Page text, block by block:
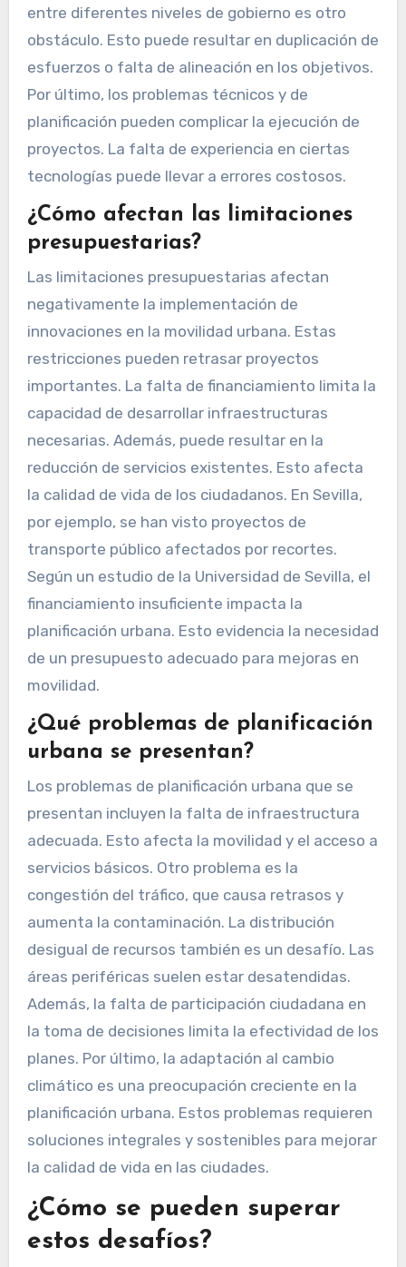
entre diferentes niveles de gobierno es otro
obstáculo. Esto puede resultar en duplicación de
esfuerzos o falta de alineación en los objetivos.
Por último, los problemas técnicos y de
planificación pueden complicar la ejecución de
proyectos. La falta de experiencia en ciertas
tecnologías puede llevar a errores costosos.
¿Cómo afectan las limitaciones
presupuestarias?
Las limitaciones presupuestarias afectan
negativamente la implementación de
innovaciones en la movilidad urbana. Estas
restricciones pueden retrasar proyectos
importantes. La falta de financiamiento limita la
capacidad de desarrollar infraestructuras
necesarias. Además, puede resultar en la
reducción de servicios existentes. Esto afecta
la calidad de vida de los ciudadanos. En Sevilla,
por ejemplo, se han visto proyectos de
transporte público afectados por recortes.
Según un estudio de la Universidad de Sevilla, el
financiamiento insuficiente impacta la
planificación urbana. Esto evidencia la necesidad
de un presupuesto adecuado para mejoras en
movilidad.
¿Qué problemas de planificación
urbana se presentan?
Los problemas de planificación urbana que se
presentan incluyen la falta de infraestructura
adecuada. Esto afecta la movilidad y el acceso a
servicios básicos. Otro problema es la
congestión del tráfico, que causa retrasos y
aumenta la contaminación. La distribución
desigual de recursos también es un desafío. Las
áreas periféricas suelen estar desatendidas.
Además, la falta de participación ciudadana en
la toma de decisiones limita la efectividad de los
planes. Por último, la adaptación al cambio
climático es una preocupación creciente en la
planificación urbana. Estos problemas requieren
soluciones integrales y sostenibles para mejorar
la calidad de vida en las ciudades.
¿Cómo se pueden superar
estos desafíos?